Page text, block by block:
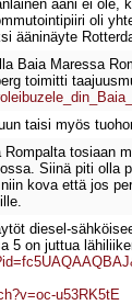
ääni ei
oli
ääninäyte
Baia Maressa
toimitti
taisi myös
Rompalta tosiaan
Siinä piti olla
kova että jos
diesel-
5 on juttua
u53RK5tE